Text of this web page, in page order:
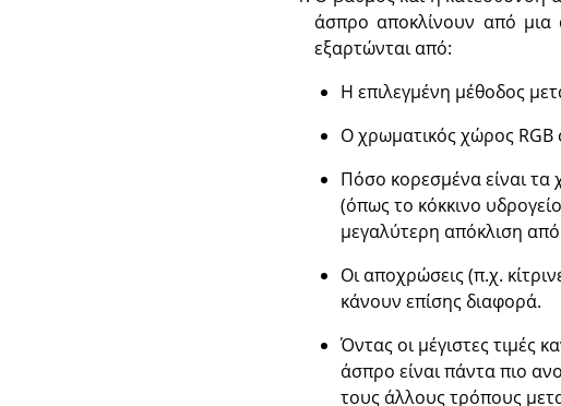
άσπρο αποκλίνουν από μια
εξαρτώνται από:
Η επιλεγμένη μέθοδος
Ο χρωματικός χώρος RGB
Πόσο κορεσμένα είναι
(όπως το κόκκινο
μεγαλύτερη απόκλιση
Οι αποχρώσεις (π.χ.
κάνουν επίσης διαφορά.
Όντας οι μέγιστες τιμές
άσπρο είναι πάντα πιο
τους άλλους τρόπους